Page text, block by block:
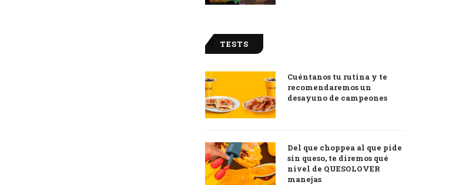
TESTS
Cuéntanos tu rutina y te
recomendaremos un
desayuno de campeones
Del que choppea al que pide
sin queso, te diremos qué
nivel de QUESOLOVER
manejas